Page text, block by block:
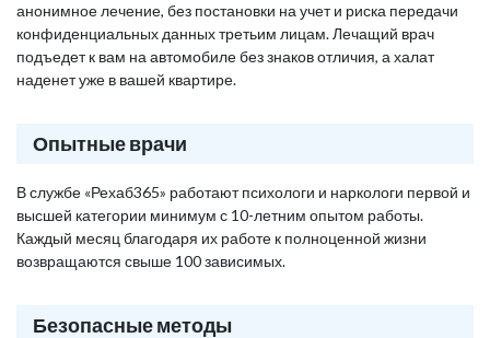
анонимное лечение, без постановки на учет и риска передачи
конфиденциальных данных третьим лицам. Лечащий врач
подъедет к вам на автомобиле без знаков отличия, а халат
наденет уже в вашей квартире.
Опытные врачи
В службе «Рехаб365» работают психологи и наркологи первой и
высшей категории минимум с 10-летним опытом работы.
Каждый месяц благодаря их работе к полноценной жизни
возвращаются свыше 100 зависимых.
Безопасные методы